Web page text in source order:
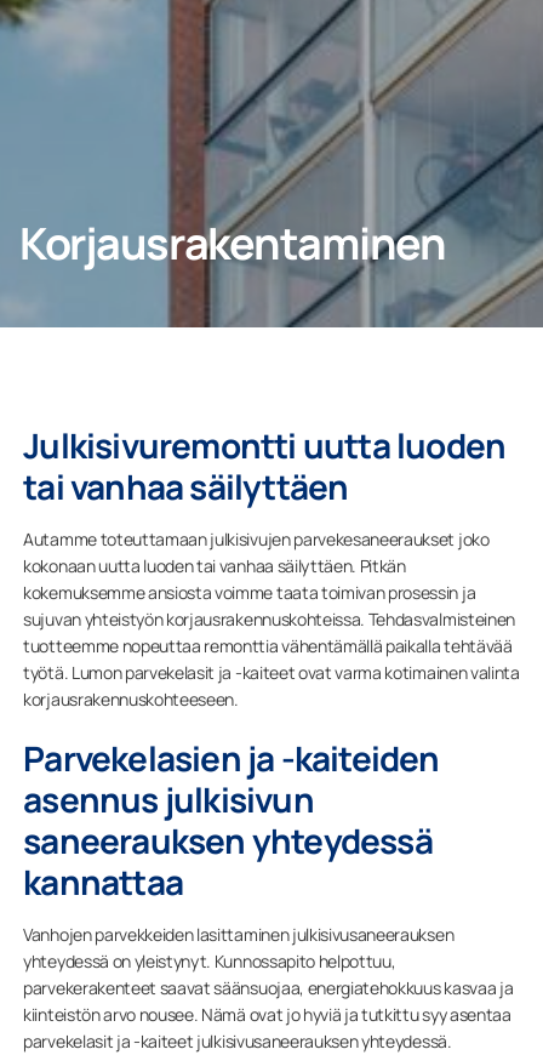
Yritys
Korjausrakentaminen
Julkisivuremontti uutta luoden
tai vanhaa säilyttäen
Autamme toteuttamaan julkisivujen parvekesaneeraukset joko
kokonaan uutta luoden tai vanhaa säilyttäen. Pitkän
kokemuksemme ansiosta voimme taata toimivan prosessin ja
sujuvan yhteistyön korjausrakennuskohteissa. Tehdasvalmisteinen
tuotteemme nopeuttaa remonttia vähentämällä paikalla tehtävää
työtä. Lumon parvekelasit ja -kaiteet ovat varma kotimainen valinta
korjausrakennuskohteeseen.
Parvekelasien ja -kaiteiden
asennus julkisivun
saneerauksen yhteydessä
kannattaa
Vanhojen parvekkeiden lasittaminen julkisivusaneerauksen
yhteydessä on yleistynyt. Kunnossapito helpottuu,
parvekerakenteet saavat säänsuojaa, energiatehokkuus kasvaa ja
kiinteistön arvo nousee. Nämä ovat jo hyviä ja tutkittu syy asentaa
parvekelasit ja -kaiteet julkisivusaneerauksen yhteydessä.